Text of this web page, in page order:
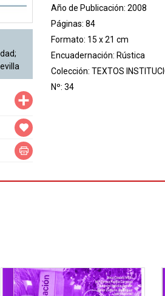
Año de Publicación: 2008
Páginas: 84
Formato: 15 x 21 cm
Encuadernación: Rústica
Colección: TEXTOS
Nº: 34